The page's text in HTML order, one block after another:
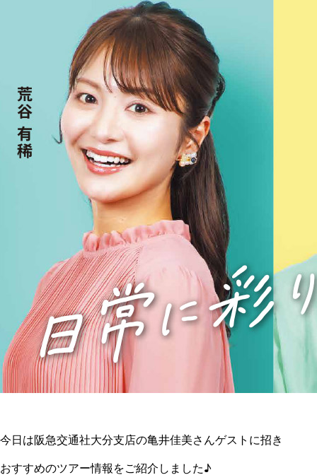
今日は阪急交通社大分支店の亀井佳美さんゲストに招き
おすすめのツアー情報をご紹介しました♪